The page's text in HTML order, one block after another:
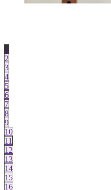
1
2
3
4
5
6
7
8
9
10
11
12
13
14
15
16